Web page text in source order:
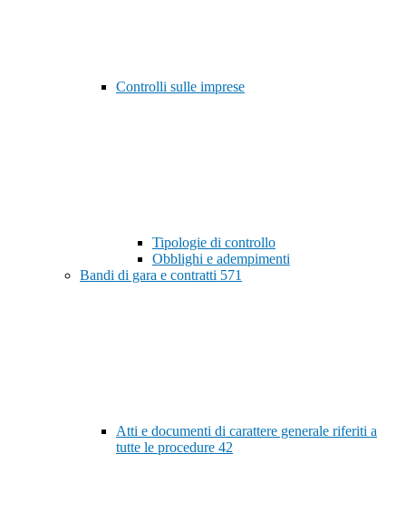
Controlli sulle imprese
Tipologie di controllo
Obblighi e adempimenti
Bandi di gara e contratti 571
Atti e documenti di carattere generale riferiti a
tutte le procedure 42